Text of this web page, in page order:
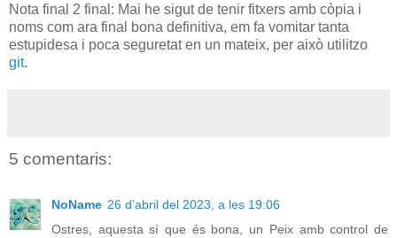
Nota final 2 final: Mai he sigut de tenir fitxers amb còpia i
noms com ara final bona definitiva, em fa vomitar tanta
estupidesa i poca seguretat en un mateix, per això utilitzo
git.
5 comentaris:
NoName 26 d’abril del 2023, a les 19:06
Ostres, aquesta sí que és bona, un Peix amb control de